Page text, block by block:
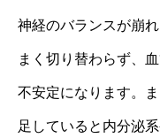
神経のバランスが崩
まく切り替わらず、
不安定になります。
足していると内分泌